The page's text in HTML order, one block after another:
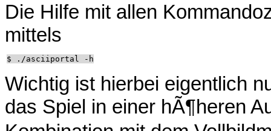
Die Hilfe mit allen
mittels
Wichtig ist hierbei eigentlich
das Spiel in einer hÃ¶heren